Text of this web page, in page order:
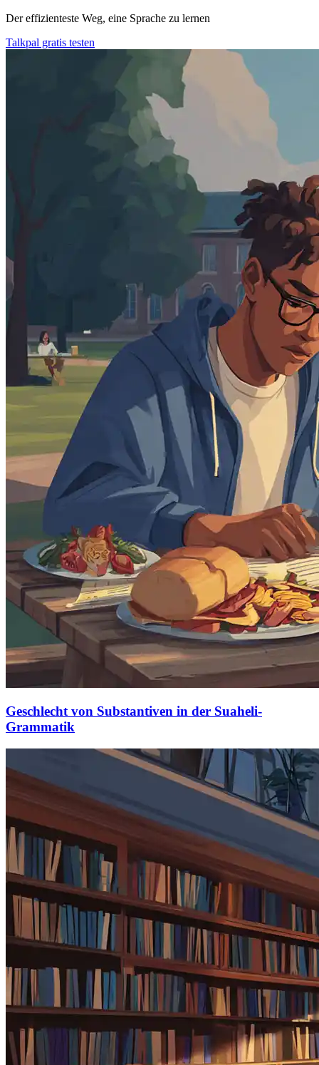
Der effizienteste Weg, eine Sprache zu lernen
Talkpal gratis testen
Geschlecht von Substantiven in der Suaheli-
Grammatik